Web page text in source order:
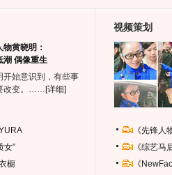
物黄晓明：
潮 偶像重生
开始意识到，有些事
改变。…… [详细]
女”
橱
视频策划
《先锋
《综艺
《